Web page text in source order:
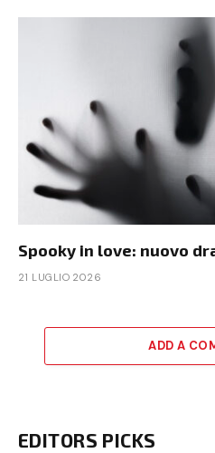
Spooky in love: nuovo
21 LUGLIO 2026
ADD A
EDITORS PICKS